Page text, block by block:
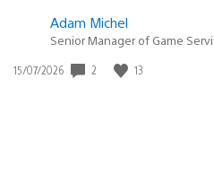
Adam Michel
Senior Manager of Game
Fecha
15/07/2026 2 13